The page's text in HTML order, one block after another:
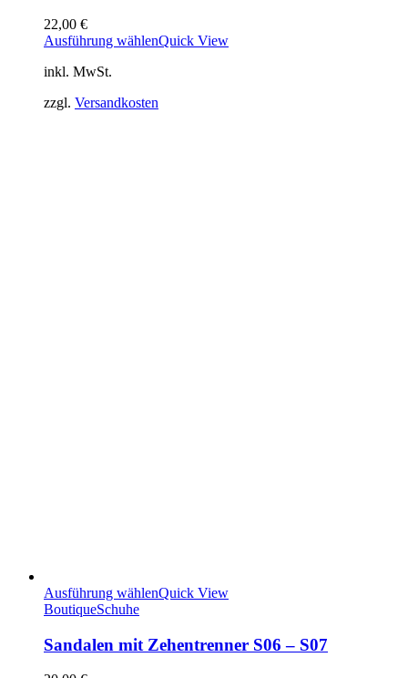
22,00 €
Ausführung wählenQuick View
inkl. MwSt.
zzgl. Versandkosten
Ausführung wählenQuick View
BoutiqueSchuhe
Sandalen mit Zehentrenner S06 – S07